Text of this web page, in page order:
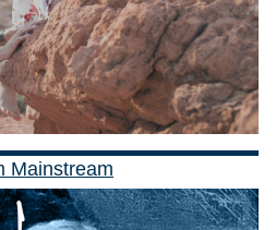
Mainstream